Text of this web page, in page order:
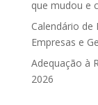
que mudou e
Calendário de
Empresas e
Adequação à
2026